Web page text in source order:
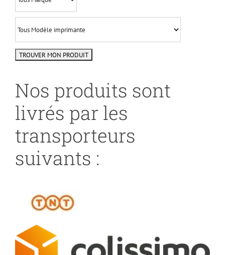
Nos produits sont
livrés par les
transporteurs
suivants :